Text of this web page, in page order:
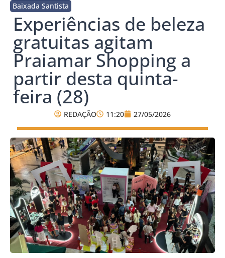
Baixada Santista
Experiências de beleza
gratuitas agitam
Praiamar Shopping a
partir desta quinta-
feira (28)
REDAÇÃO 11:20 27/05/2026